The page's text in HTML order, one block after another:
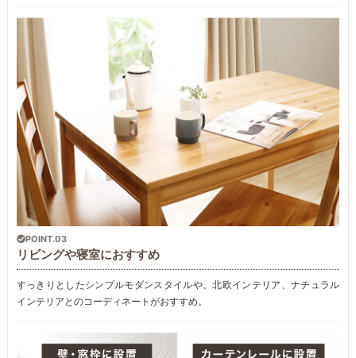
POINT.03
リビングや寝室におすすめ
すっきりとしたシンプルモダンスタイルや、北欧インテリア、ナチュラル
インテリアとのコーディネートがおすすめ。